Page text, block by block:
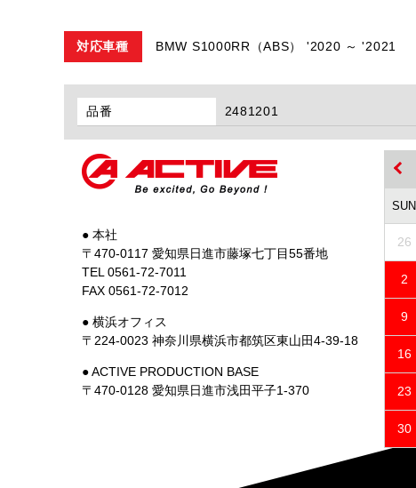
対応車種 BMW S1000RR（ABS） '2020 ～ '2021
品番 2481201
● 本社
〒470-0117 愛知県日進市藤塚七丁目55番地
TEL 0561-72-7011
FAX 0561-72-7012
● 横浜オフィス
〒224-0023 神奈川県横浜市都筑区東山田4-39-18
● ACTIVE PRODUCTION BASE
〒470-0128 愛知県日進市浅田平子1-370
SUN
26
2
9
16
23
30